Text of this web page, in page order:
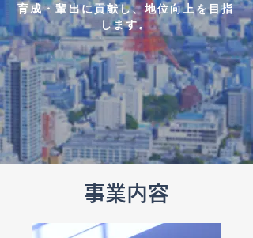
育成・輩出に貢献し、地位向上を目指
します。
事業内容